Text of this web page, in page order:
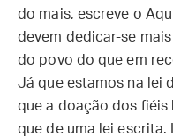
do mais, escreve o
devem dedicar-se
do povo do que em
Já que estamos na lei
que a doação dos
que de uma lei escrita.